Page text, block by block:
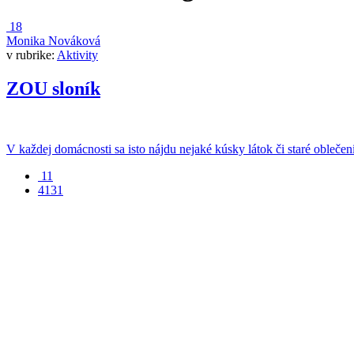
18
Monika Nováková
v rubrike: Aktivity
ZOU sloník
V každej domácnosti sa isto nájdu nejaké kúsky látok či staré
11
4131